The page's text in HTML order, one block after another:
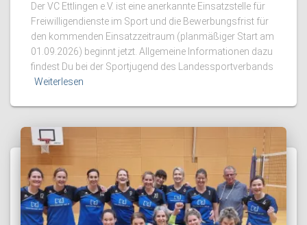
Der VC Ettlingen e.V. ist eine anerkannte Einsatzstelle für
Freiwilligendienste im Sport und die Bewerbungsfrist für
den kommenden Einsatzzeitraum (planmäßiger Start am
01.09.2026) beginnt jetzt. Allgemeine Informationen dazu
findest Du bei der Sportjugend des Landessportverbands
Weiterlesen